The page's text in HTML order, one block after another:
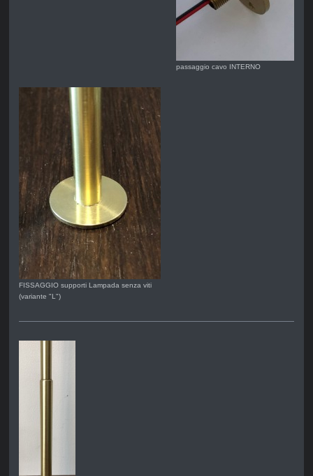
passaggio cavo INTERNO
FISSAGGIO supporti Lampada senza viti
(variante "L")